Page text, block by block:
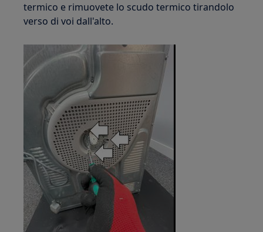
termico e rimuovete lo scudo termico tirandolo
verso di voi dall'alto.